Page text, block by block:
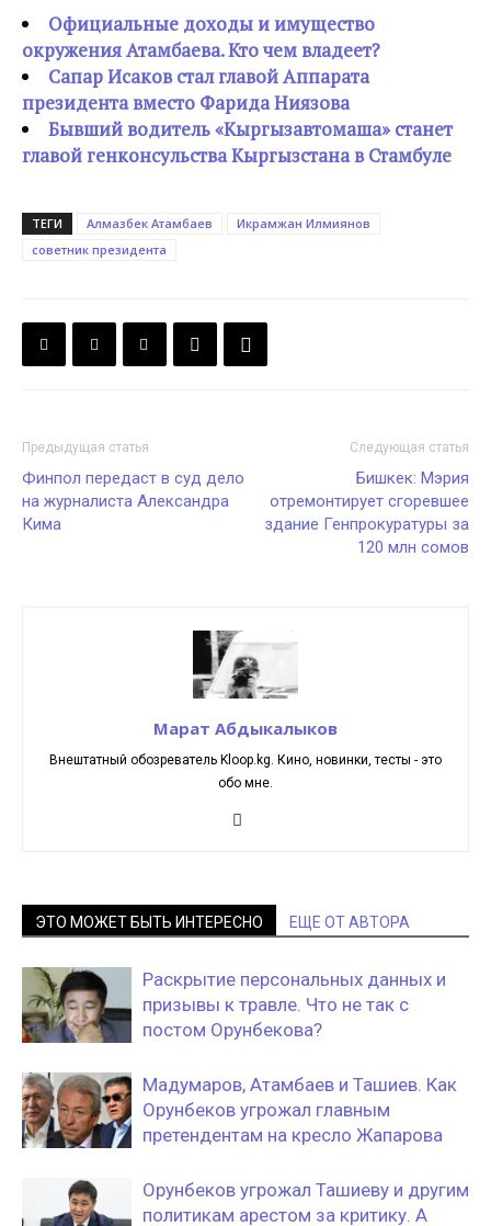
Официальные доходы и имущество
окружения Атамбаева. Кто чем владеет?
Сапар Исаков стал главой Аппарата
президента вместо Фарида Ниязова
Бывший водитель «Кыргызавтомаша» станет
главой генконсульства Кыргызстана в Стамбуле
ТЕГИ Алмазбек Атамбаев
Икрамжан Илмиянов
советник президента
Предыдущая статья
Финпол передаст в суд дело
на журналиста Александра
Кима
Следующая статья
Бишкек: Мэрия
отремонтирует сгоревшее
здание Генпрокуратуры за
120 млн сомов
Марат Абдыкалыков
Внештатный обозреватель Kloop.kg. Кино, новинки, тесты - это
обо мне.
ЭТО МОЖЕТ БЫТЬ ИНТЕРЕСНО ЕЩЕ ОТ АВТОРА
Раскрытие персональных данных и
призывы к травле. Что не так с
постом Орунбекова?
Мадумаров, Атамбаев и Ташиев. Как
Орунбеков угрожал главным
претендентам на кресло Жапарова
Орунбеков угрожал Ташиеву и другим
политикам арестом за критику. А